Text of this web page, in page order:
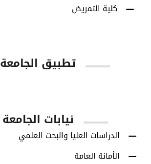
كلية التمريض
تطبيق الجامعة
نيابات الجامعة
الدراسات العليا والبحث العلمي
الأمانة العامة